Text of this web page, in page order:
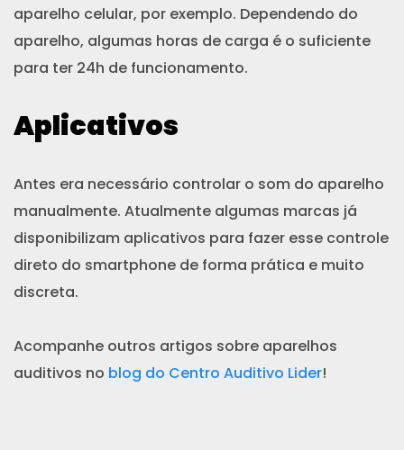
aparelho celular, por exemplo. Dependendo do
aparelho, algumas horas de carga é o suficiente
para ter 24h de funcionamento.
Aplicativos
Antes era necessário controlar o som do aparelho
manualmente. Atualmente algumas marcas já
disponibilizam aplicativos para fazer esse controle
direto do smartphone de forma prática e muito
discreta.
Acompanhe outros artigos sobre aparelhos
auditivos no blog do Centro Auditivo Lider!